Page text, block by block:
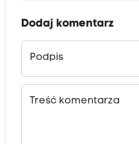
Dodaj komentarz
Podpis
Treść komentarza